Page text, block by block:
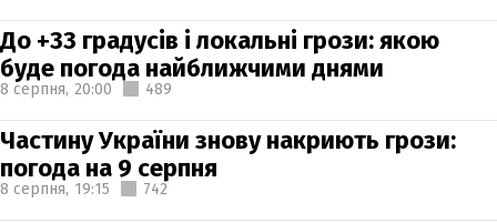
До +33 градусів і локальні грози: якою
буде погода найближчими днями
8 серпня, 20:00 489
Частину України знову накриють грози:
погода на 9 серпня
8 серпня, 19:15 742